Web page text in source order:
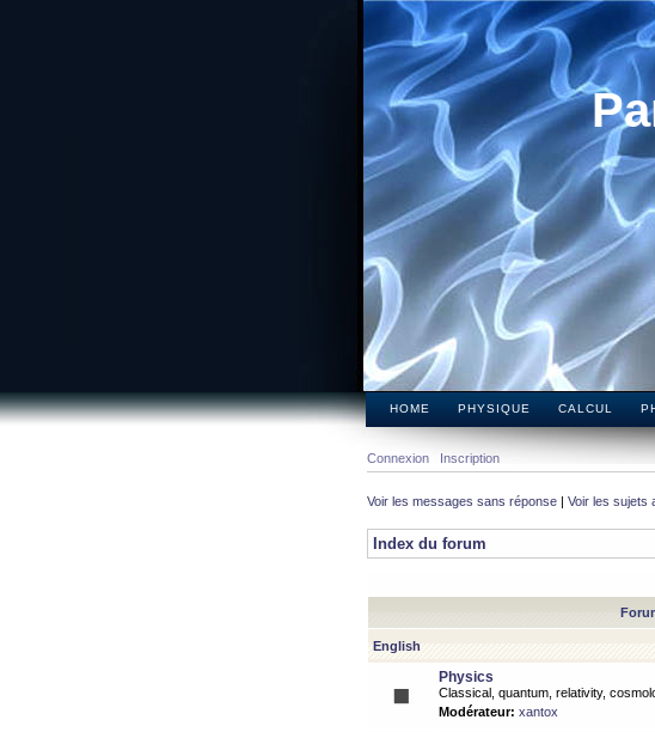
HOME PHYSIQUE CALCUL
Connexion Inscription
Voir les messages sans réponse | Voir les sujets
Index du forum
English
Physics
Classical, quantum, relativity,
Modérateur: xantox